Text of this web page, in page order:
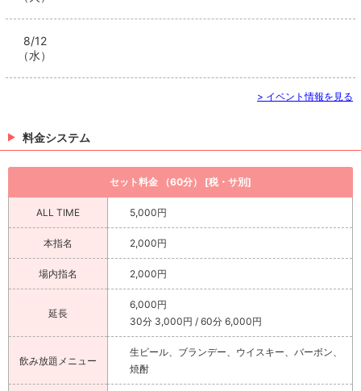
8/12
（水）
> イベント情報を見る
料金システム
セット料金 （60分） [税・サ別]
ALL TIME 5,000円
本指名 2,000円
場内指名 2,000円
延長
6,000円
30分 3,000円 / 60分 6,000円
飲み放題メニュー
生ビール、ブランデー、ウイスキー、バーボン、
焼酎